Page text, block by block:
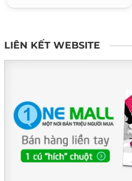
LIÊN KẾT WEBSITE